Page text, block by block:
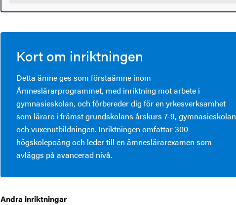
Kort om inriktningen
Detta ämne ges som förstaämne inom
Ämneslärarprogrammet, med inriktning mot arbete i
gymnasieskolan, och förbereder dig för en yrkesverksamhet
som lärare i främst grundskolans årskurs 7-9, gymnasieskolan
och vuxenutbildningen. Inriktningen omfattar 300
högskolepoäng och leder till en ämneslärarexamen som
avläggs på avancerad nivå.
Andra inriktningar